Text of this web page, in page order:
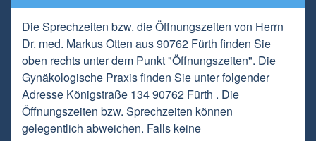
Die Sprechzeiten bzw. die Öffnungszeiten von Herrn
Dr. med. Markus Otten aus 90762 Fürth finden Sie
oben rechts unter dem Punkt "Öffnungszeiten". Die
Gynäkologische Praxis finden Sie unter folgender
Adresse Königstraße 134 90762 Fürth . Die
Öffnungszeiten bzw. Sprechzeiten können
gelegentlich abweichen. Falls keine